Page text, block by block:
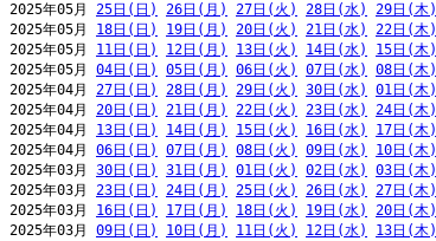
2025年05月 25日(日) 26日(月) 27日(火) 28日(水) 29日(木)
2025年05月 18日(日) 19日(月) 20日(火) 21日(水) 22日(木)
2025年05月 11日(日) 12日(月) 13日(火) 14日(水) 15日(木)
2025年05月 04日(日) 05日(月) 06日(火) 07日(水) 08日(木)
2025年04月 27日(日) 28日(月) 29日(火) 30日(水) 01日(木)
2025年04月 20日(日) 21日(月) 22日(火) 23日(水) 24日(木)
2025年04月 13日(日) 14日(月) 15日(火) 16日(水) 17日(木)
2025年04月 06日(日) 07日(月) 08日(火) 09日(水) 10日(木)
2025年03月 30日(日) 31日(月) 01日(火) 02日(水) 03日(木)
2025年03月 23日(日) 24日(月) 25日(火) 26日(水) 27日(木)
2025年03月 16日(日) 17日(月) 18日(火) 19日(水) 20日(木)
2025年03月 09日(日) 10日(月) 11日(火) 12日(水) 13日(木)